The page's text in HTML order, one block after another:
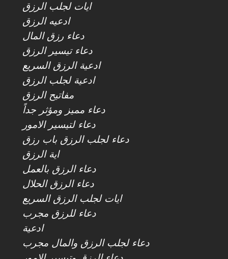
ايات لجلب الرزق
ادعيه الرزق
دعاء رزق المال
دعاء تيسير الرزق
ادعية الرزق السريع
ادعية لجلب الرزق
مفاتيح الرزق
دعاء مميز ومؤثر جداً
دعاء لتيسير الامور
دعاء لجلب الرزق باب رزق
اية الرزق
دعاء الرزق بالعمل
دعاء الرزق الحلال
ايات لجلب الرزق السريع
دعاء للرزق مجرب
ادعية
دعاء لجلب الرزق والمال مجرب